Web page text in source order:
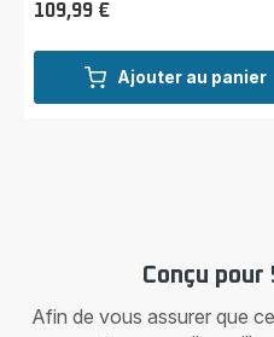
Ajouter au panier
Prix
109,99 €
Conçu
Afin de vous assurer que